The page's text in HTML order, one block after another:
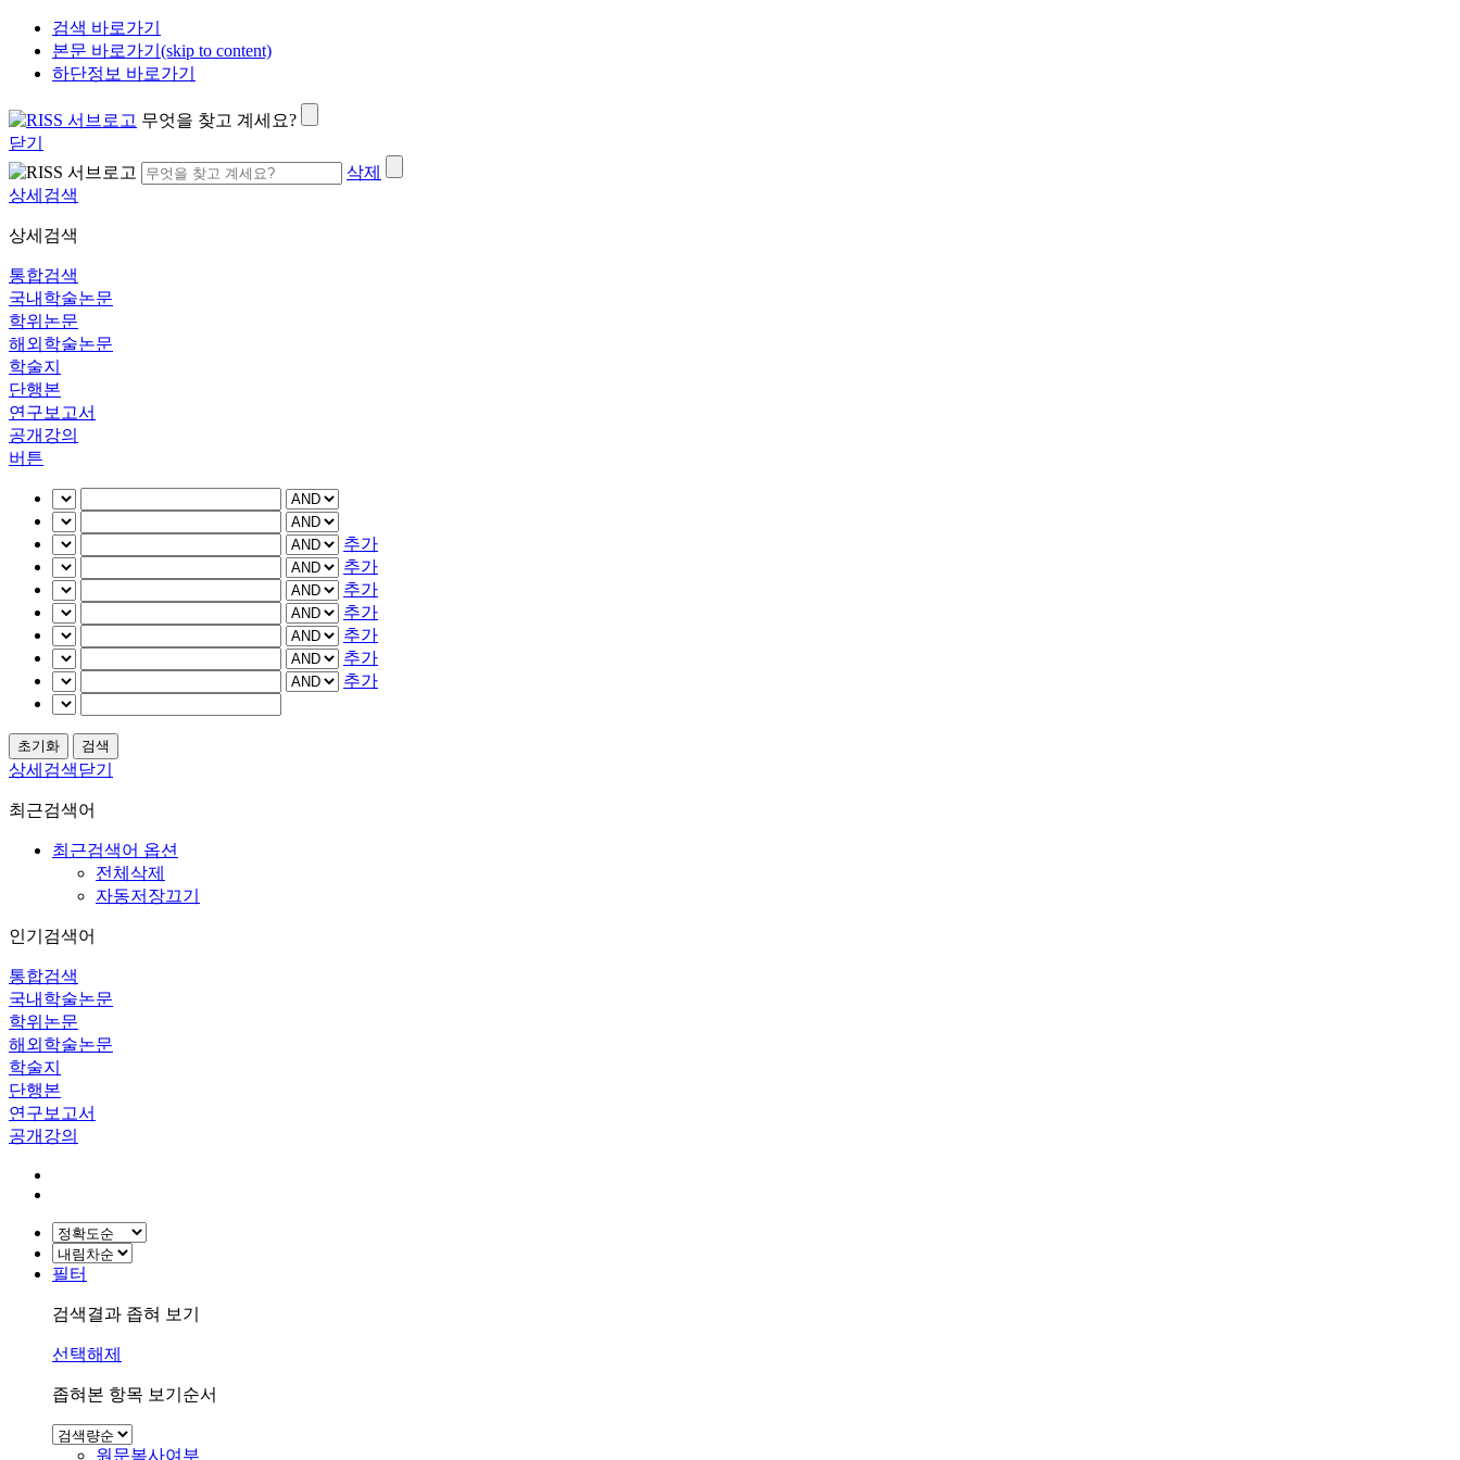
검색 바로가기
본문 바로가기(skip to content)
하단정보 바로가기
무엇을 찾고 계세요?
닫기
삭제
상세검색
상세검색
통합검색
국내학술논문
학위논문
해외학술논문
학술지
단행본
연구보고서
공개강의
버튼
추가
추가
추가
추가
추가
추가
추가
상세검색닫기
최근검색어
최근검색어 옵션
전체삭제
자동저장끄기
인기검색어
통합검색
국내학술논문
학위논문
해외학술논문
학술지
단행본
연구보고서
공개강의
필터
검색결과 좁혀 보기
선택해제
좁혀본 항목 보기순서
원문복사여부